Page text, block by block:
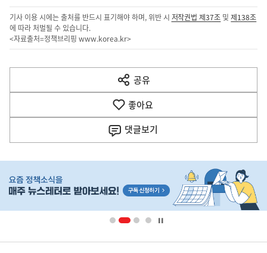
기사 이용 시에는 출처를 반드시 표기해야 하며, 위반 시 저작권법 제37조 및제138조
에 따라 처벌될 수 있습니다.
<자료출처=정책브리핑 www.korea.kr>
다
음
공유
열
기
좋아요
댓글보기
단
영